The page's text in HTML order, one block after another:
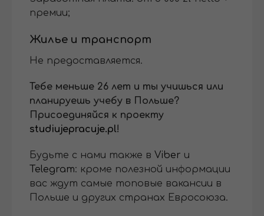
премии;
Жилье и транспорт
Не предоставляется.
Тебе меньше 26 лет и ты учишься или
планируешь учебу в Польше?
Присоединяйся к проекту
studiujepracuje.pl!
Будьте с нами также в Viber и
Telegram: кроме полезной информации
вас ждут самые топовые вакансии в
Польше и других странах Евросоюза.